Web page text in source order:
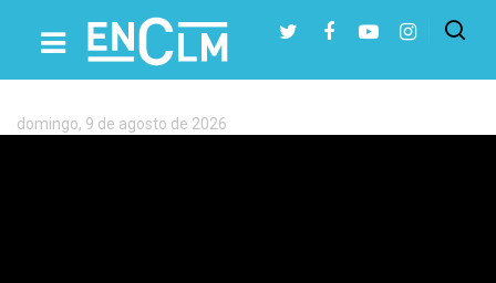
Etiqueta:
Policía
Local
Real
Presiona Intro para buscar o ESC para cerrar
domingo, 9 de agosto de 2026